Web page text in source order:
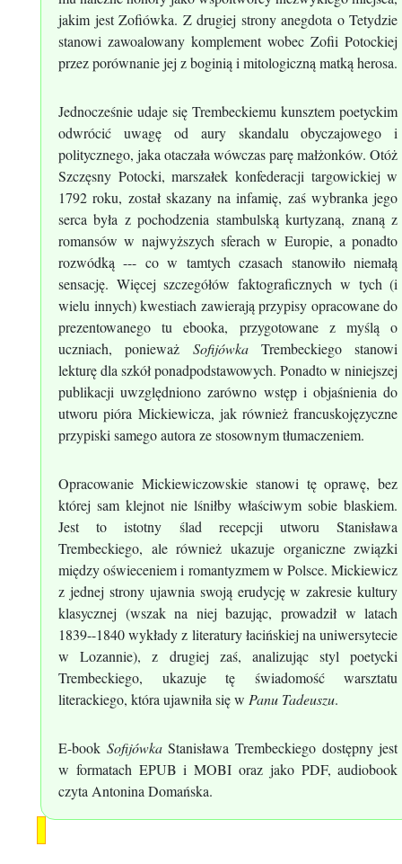
jakim jest Zofiówka. Z drugiej strony anegdota o Tetydzie
stanowi zawoalowany komplement wobec Zofii Potockiej
przez porównanie jej z boginią i mitologiczną matką herosa.
Jednocześnie udaje się Trembeckiemu kunsztem poetyckim
odwrócić uwagę od aury skandalu obyczajowego i
politycznego, jaka otaczała wówczas parę małżonków. Otóż
Szczęsny Potocki, marszałek konfederacji targowickiej w
1792 roku, został skazany na infamię, zaś wybranka jego
serca była z pochodzenia stambulską kurtyzaną, znaną z
romansów w najwyższych sferach w Europie, a ponadto
rozwódką --- co w tamtych czasach stanowiło niemałą
sensację. Więcej szczegółów faktograficznych w tych (i
wielu innych) kwestiach zawierają przypisy opracowane do
prezentowanego tu ebooka, przygotowane z myślą o
uczniach, ponieważ SofijówkaTrembeckiego stanowi
lekturę dla szkół ponadpodstawowych. Ponadto w niniejszej
publikacji uwzględniono zarówno wstęp i objaśnienia do
utworu pióra Mickiewicza, jak również francuskojęzyczne
przypiski samego autora ze stosownym tłumaczeniem.
Opracowanie Mickiewiczowskie stanowi tę oprawę, bez
której sam klejnot nie lśniłby właściwym sobie blaskiem.
Jest to istotny ślad recepcji utworu Stanisława
Trembeckiego, ale również ukazuje organiczne związki
między oświeceniem i romantyzmem w Polsce. Mickiewicz
z jednej strony ujawnia swoją erudycję w zakresie kultury
klasycznej (wszak na niej bazując, prowadził w latach
1839--1840 wykłady z literatury łacińskiej na uniwersytecie
w Lozannie), z drugiej zaś, analizując styl poetycki
Trembeckiego, ukazuje tę świadomość warsztatu
literackiego, która ujawniła się w Panu Tadeuszu.
E-book SofijówkaStanisława Trembeckiego dostępny jest
w formatach EPUB i MOBI oraz jako PDF, audiobook
czyta Antonina Domańska.